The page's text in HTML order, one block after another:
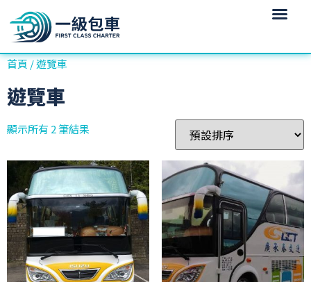
首頁 / 遊覽車
遊覽車
顯示所有 2 筆結果